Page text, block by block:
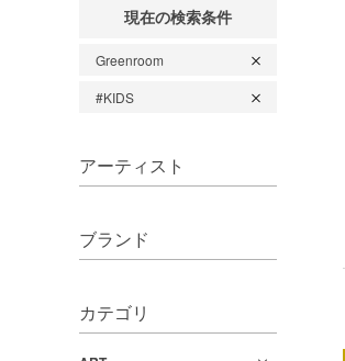
現在の検索条件
Greenroom
#KIDS
アーティスト
ブランド
カテゴリ